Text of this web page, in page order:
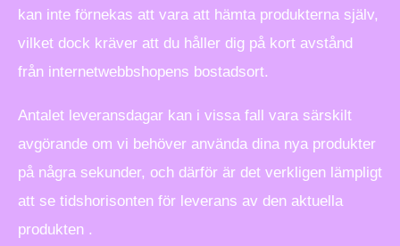
kan inte förnekas att vara att hämta produkterna själv,
vilket dock kräver att du håller dig på kort avstånd
från internetwebbshopens bostadsort.
Antalet leveransdagar kan i vissa fall vara särskilt
avgörande om vi behöver använda dina nya produkter
på några sekunder, och därför är det verkligen lämpligt
att se tidshorisonten för leverans av den aktuella
produkten .